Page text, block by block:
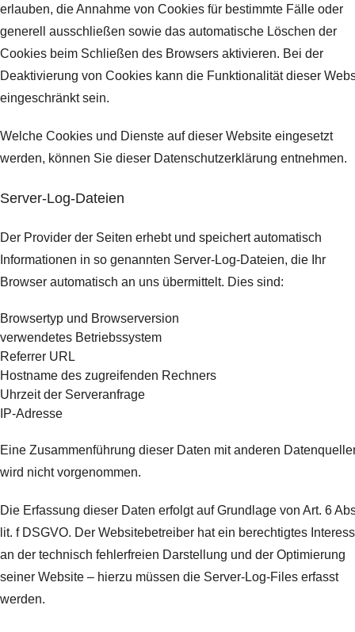
erlauben, die Annahme von Cookies für bestimmte Fälle oder
generell ausschließen sowie das automatische Löschen der
Cookies beim Schließen des Browsers aktivieren. Bei der
Deaktivierung von Cookies kann die Funktionalität dieser
eingeschränkt sein.
Welche Cookies und Dienste auf dieser Website eingesetzt
werden, können Sie dieser Datenschutzerklärung entnehmen.
Server-Log-Dateien
Der Provider der Seiten erhebt und speichert automatisch
Informationen in so genannten Server-Log-Dateien, die Ihr
Browser automatisch an uns übermittelt. Dies sind:
Browsertyp und Browserversion
verwendetes Betriebssystem
Referrer URL
Hostname des zugreifenden Rechners
Uhrzeit der Serveranfrage
IP-Adresse
Eine Zusammenführung dieser Daten mit anderen
wird nicht vorgenommen.
Die Erfassung dieser Daten erfolgt auf Grundlage von Art. 6
lit. f DSGVO. Der Websitebetreiber hat ein berechtigtes
an der technisch fehlerfreien Darstellung und der Optimierung
seiner Website – hierzu müssen die Server-Log-Files erfasst
werden.